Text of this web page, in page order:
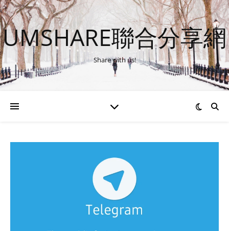
UMSHARE聯合分享網
Share with us!